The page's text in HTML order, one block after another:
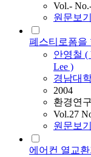
Vol.-
원문보기
폐스티로폼을
안영철 (
Lee )
경남대
2004
환경연구
Vol.27
원문보기
에어컨 열교